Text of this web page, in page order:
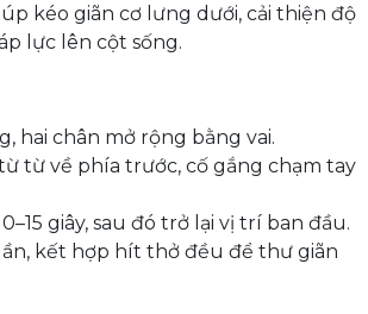
kéo giãn cơ lưng dưới, cải thiện độ
lực lên cột sống.
hai chân mở rộng bằng vai.
từ về phía trước, cố gắng chạm tay
giây, sau đó trở lại vị trí ban đầu.
lần, kết hợp hít thở đều để thư giãn